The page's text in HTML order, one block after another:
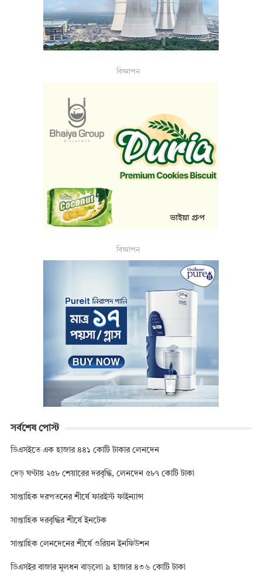
বিজ্ঞাপন
বিজ্ঞাপন
সর্বশেষ পোস্ট
ডিএসইতে এক হাজার ৪৪১ কোটি টাকার লেনদেন
দেড় ঘণ্টায় ২৫৮ শেয়ারের দরবৃদ্ধি, লেনদেন ৫৮৭ কোটি টাকা
সাপ্তাহিক দরপতনের শীর্ষে ফারইস্ট ফাইন্যান্স
সাপ্তাহিক দরবৃদ্ধির শীর্ষে ইনটেক
সাপ্তাহিক লেনদেনের শীর্ষে ওরিয়ন ইনফিউশন
ডিএসইর বাজার মূলধন বাড়লো ৯ হাজার ৪৩৬ কোটি টাকা